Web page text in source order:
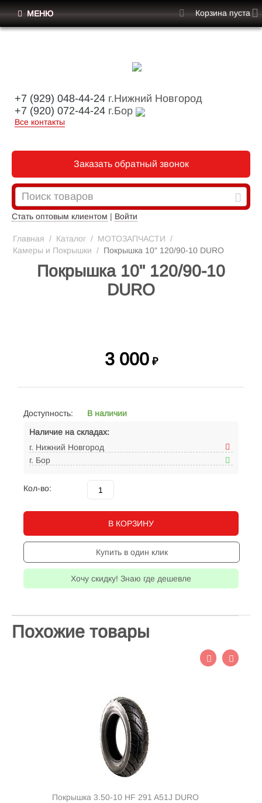
+7 (929) 048-44-24 г.Нижний Новгород
+7 (920) 072-44-24 г.Бор
Все контакты
Заказать обратный звонок
Стать оптовым клиентом | Войти
МЕНЮ Корзина пуста
Главная / Каталог / МОТОЗАПЧАСТИ /
Камеры и Покрышки / Покрышка 10" 120/90-10 DURO
Покрышка 10" 120/90-10
DURO
3 000 ₽
Доступность:
В наличии
Наличие на складах:
г. Нижний Новгород
г. Бор
Кол-во:
В КОРЗИНУ
Купить в один клик
Хочу скидку! Знаю где дешевле
Похожие товары
3.50-10 HF 291 A51J DURO